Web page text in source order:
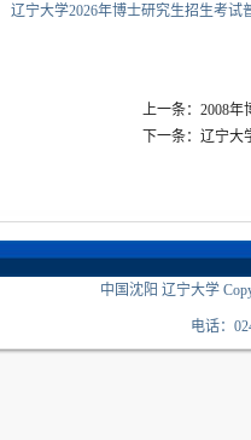
辽宁大学2026年博士研究生招生考试
上一条：2008年
下一条：辽宁
中国沈阳 辽宁大学
电话：